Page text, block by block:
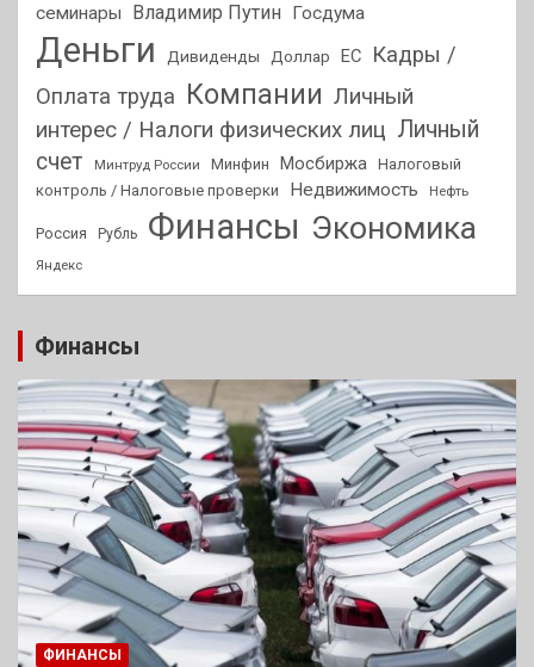
семинары
Владимир Путин Госдума
Деньги Дивиденды Доллар ЕС
Кадры /
Оплата труда Компании Личный
интерес / Налоги физических лиц Личный
счет
Минтруд России Минфин Мосбиржа Налоговый
контроль / Налоговые проверки
Недвижимость Нефть
Россия Рубль Финансы Экономика
Яндекс
Финансы
ФИНАНСЫ